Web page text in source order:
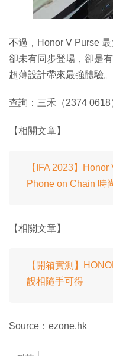
不過，Honor V Purse
卻未有同步登場，卻是
超薄設計帶來最強體驗。
查詢：三禾（2374 0618
【相關文章】
【IFA 2023】
Phone on Chain 時
【相關文章】
【開箱實測】
靚相隨手可得
Source：ezone.hk